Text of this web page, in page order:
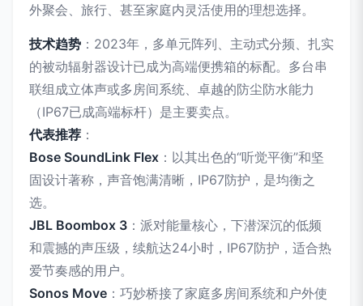
外聚会、旅行、甚至家庭内灵活使用的理想选择。
技术趋势 ：2023年，多单元阵列、主动式分频、扎实
的被动辐射器设计已成为高端便携箱的标配。多台串
联组成立体声或多房间系统、卓越的防尘防水能力
（IP67已成高端标杆）是主要卖点。
代表推荐 ：
Bose SoundLink Flex ：以其出色的“听觉平衡”和坚
固设计著称，声音饱满清晰，IP67防护，是均衡之
选。
JBL Boombox 3 ：派对能量核心，下潜深沉的低频
和震撼的声压级，续航达24小时，IP67防护，适合热
爱节奏感的用户。
Sonos Move ：巧妙桥接了家庭多房间系统和户外使